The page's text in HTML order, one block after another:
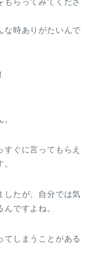
もらってみてくださ
な時ありがたいんで
ぐに言ってもらえ
したが、自分では気
ですよね。
てしまうことがある